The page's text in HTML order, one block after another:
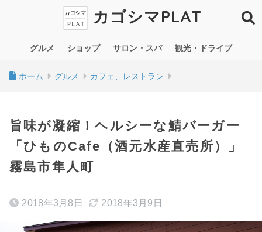
カゴシマPLAT
グルメ ショップ サロン・スパ 観光・ドライブ
ホーム グルメ カフェ、レストラン
旨味が凝縮！ヘルシーな鯖バーガー
「ひものCafe（酒元水産直売所）」
霧島市隼人町
2018年3月8日 2018年3月9日